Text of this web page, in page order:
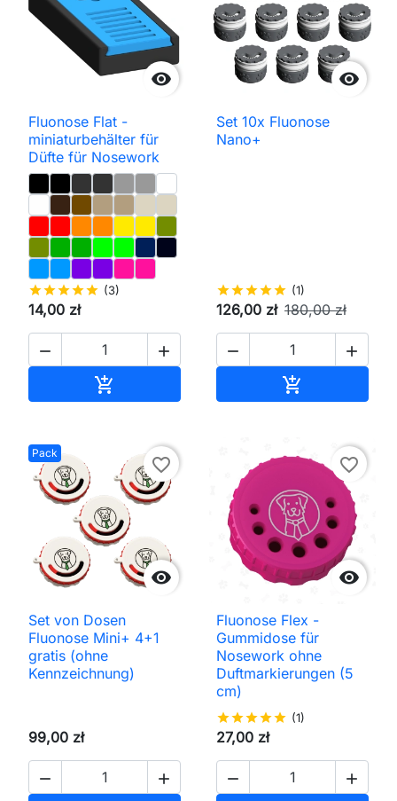

Fluonose Flat -
miniaturbehälter für
Düfte für Nosework
starstarstarstarstar (3)
14,00 zł
 


Set 10x Fluonose
Nano+
starstarstarstarstar (1)
126,00 zł 180,00 zł
 

Pack

favorite_border
Set von Dosen
Fluonose Mini+ 4+1
gratis (ohne
Kennzeichnung)
99,00 zł
 

favorite_border
Fluonose Flex -
Gummidose für
Nosework ohne
Duftmarkierungen (5
cm)
starstarstarstarstar (1)
27,00 zł
 